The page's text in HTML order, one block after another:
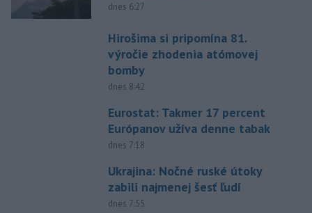
dnes 6:27
Hirošima si pripomína 81.
výročie zhodenia atómovej
bomby
dnes 8:42
Eurostat: Takmer 17 percent
Európanov užíva denne tabak
dnes 7:18
Ukrajina: Nočné ruské útoky
zabili najmenej šesť ľudí
dnes 7:55